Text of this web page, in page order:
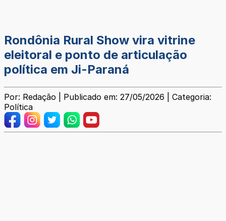
Rondônia Rural Show vira vitrine
eleitoral e ponto de articulação
política em Ji-Paraná
Por: Redação | Publicado em: 27/05/2026 | Categoria:
Política